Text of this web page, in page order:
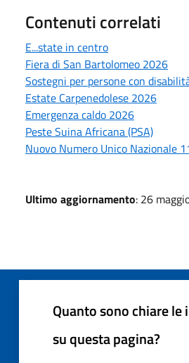
Contenuti correlati
E...state in centro
Fiera di San Bartolomeo 2026
Sostegni per persone con
Estate Carpenedolese 2026
Emergenza caldo 2026
Peste Suina Africana (PSA)
Nuovo Numero Unico Nazionale
Ultimo aggiornamento: 26
Quanto sono chiare
su questa pagina?